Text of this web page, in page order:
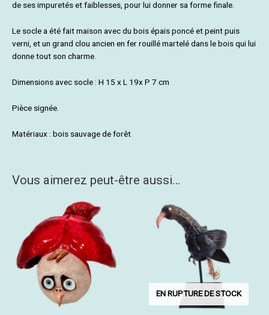
de ses impuretés et faiblesses, pour lui donner sa forme finale.
Le socle a été fait maison avec du bois épais poncé et peint puis
verni, et un grand clou ancien en fer rouillé martelé dans le bois qui lui
donne tout son charme.
Dimensions avec socle : H 15 x L 19x P 7 cm
Pièce signée.
Matériaux : bois sauvage de forêt
Vous aimerez peut-être aussi…
EN RUPTURE DE STOCK